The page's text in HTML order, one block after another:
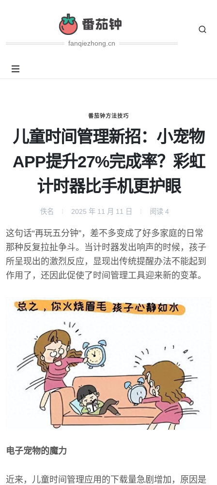
fanqiezhong.cn
番茄钟方法技巧
儿童时间管理新招：小宠物
APP提升27%完成率？彩虹
计时器比手机更护眼
佚名 2025 年 11 月 11 日 阅读 4
这句话“再玩五分钟”，差不多变成了好多家庭的日常
那种反复拉扯争斗。当计时器发出响声的时候，孩子
所呈现出的激烈反应，显现出传统提醒办法不能起到
作用了，还因此促使了时间管理工具迎来新的变革。
电子宠物的魔力
近来，儿童时间管理应用的下载量急剧增加，原因是